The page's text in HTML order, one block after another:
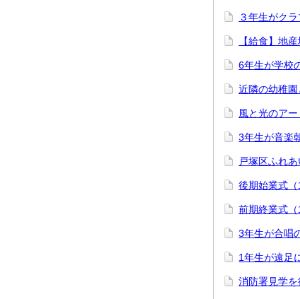
３年生がク
【給食】地
6年生が学校
近隣の幼稚園
風と光のアー
3年生が音楽
戸塚区ふれ
後期始業式（
前期終業式（
3年生が合唱
1年生が遠足
消防署見学を